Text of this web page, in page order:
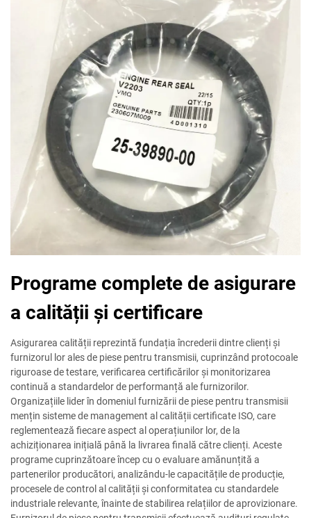
Programe complete de asigurare
a calității și certificare
Asigurarea calității reprezintă fundația încrederii dintre clienți și
furnizorul lor ales de piese pentru transmisii, cuprinzând protocoale
riguroase de testare, verificarea certificărilor și monitorizarea
continuă a standardelor de performanță ale furnizorilor.
Organizațiile lider în domeniul furnizării de piese pentru transmisii
mențin sisteme de management al calității certificate ISO, care
reglementează fiecare aspect al operațiunilor lor, de la
achiziționarea inițială până la livrarea finală către clienți. Aceste
programe cuprinzătoare încep cu o evaluare amănunțită a
partenerilor producători, analizându-le capacitățile de producție,
procesele de control al calității și conformitatea cu standardele
industriale relevante, înainte de stabilirea relațiilor de aprovizionare.